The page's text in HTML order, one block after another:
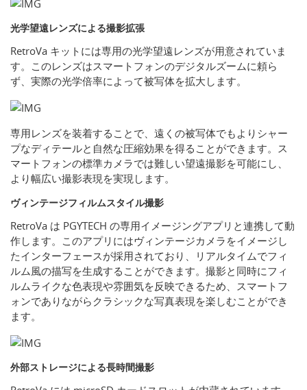
光学望遠レンズによる撮影拡張
RetroVa キットには専用の光学望遠レンズが用意されていま
す。このレンズはスマートフォンのデジタルズームに頼ら
ず、実際の光学倍率によって被写体を拡大します。
専用レンズを装着することで、遠くの被写体でもよりシャー
プなディテールと自然な圧縮効果を得ることができます。ス
マートフォンの標準カメラでは難しい望遠撮影を可能にし、
より幅広い撮影表現を実現します。
ヴィンテージフィルムスタイル撮影
RetroVa は PGYTECH の専用イメージングアプリと連携して動
作します。このアプリにはヴィンテージカメラをイメージし
たインターフェースが採用されており、リアルタイムでフィ
ルム風の描写を生成することができます。撮影と同時にフィ
ルムライクな色表現や雰囲気を反映できるため、スマートフ
ォンでありながらクラシックな写真表現を楽しむことができ
ます。
外部ストレージによる長時間撮影